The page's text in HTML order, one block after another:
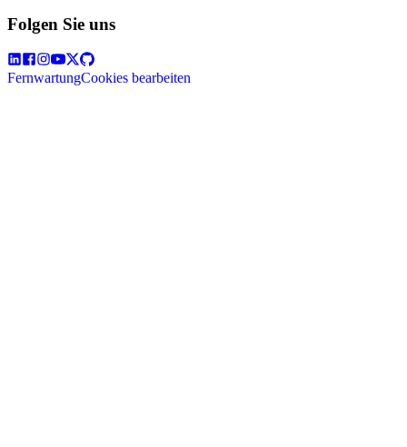
Folgen Sie uns
FernwartungCookies bearbeiten